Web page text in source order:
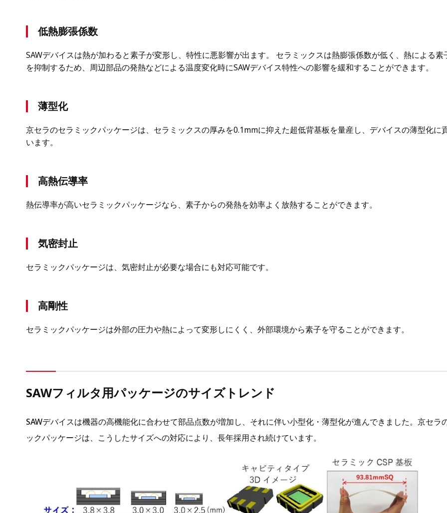
低熱膨張係数
SAWデバイスは熱が加わると素子が変形し、特性に悪影響が出ます。 セラミックスは熱膨張係数が低く、熱による素
を抑制するため、周辺部品の発熱などによる温度変化時にSAWデバイス特性への影響を緩和することができます。
薄型化
京セラのセラミックパッケージは、セラミックスの厚みを0.1mmに抑えた超低背基板を量産し、デバイスの薄型化に
います。
高熱伝導率
熱伝導率が高いセラミックパッケージなら、素子からの発熱を効率よく放熱することができます。
気密封止
セラミックパッケージは、気密封止が必要な場合にも対応可能です。
高剛性
セラミックパッケージは外部の圧力や熱によって変形しにくく、外部環境から素子を守ることができます。
SAWフィルタ用パッケージのサイズトレンド
SAWデバイスは機器の高機能化に合わせて部品点数が増加し、それに伴い小型化・薄型化が進んできました。京セラ
ックパッケージは、こうしたサイズへの対応により、長年採用され続けています。